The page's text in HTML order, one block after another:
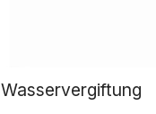
Wasservergiftung